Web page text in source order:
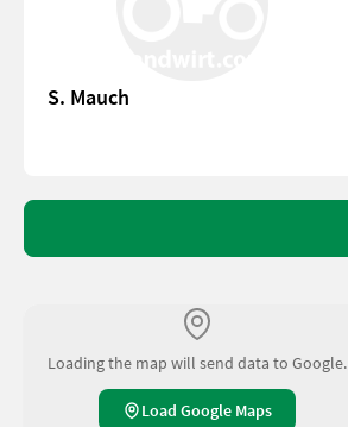
S. Mauch
Loading the map will send data to Google.
Load Google Maps